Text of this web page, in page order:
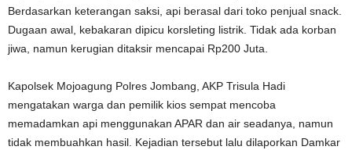
Berdasarkan keterangan saksi, api berasal dari toko penjual snack.
Dugaan awal, kebakaran dipicu korsleting listrik. Tidak ada korban
jiwa, namun kerugian ditaksir mencapai Rp200 Juta.
Kapolsek Mojoagung Polres Jombang, AKP Trisula Hadi
mengatakan warga dan pemilik kios sempat mencoba
memadamkan api menggunakan APAR dan air seadanya, namun
tidak membuahkan hasil. Kejadian tersebut lalu dilaporkan Damkar